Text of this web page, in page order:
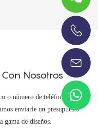
Nosotros
o número de teléfono en el
enviarle un presupuesto
gama de diseños.